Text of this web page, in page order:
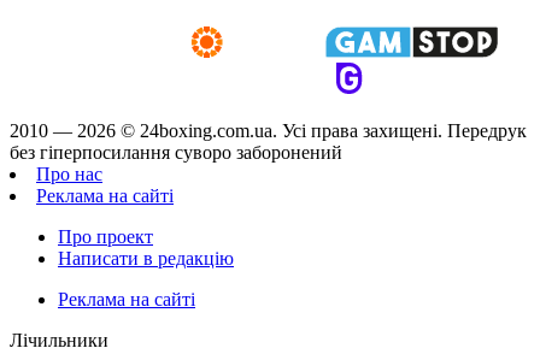
2010 — 2026 © 24boxing.com.ua. Усi права захищенi. Передрук
без гіперпосилання суворо заборонений
Про нас
Реклама на сайті
Про проект
Написати в редакцію
Реклама на сайті
Лічильники